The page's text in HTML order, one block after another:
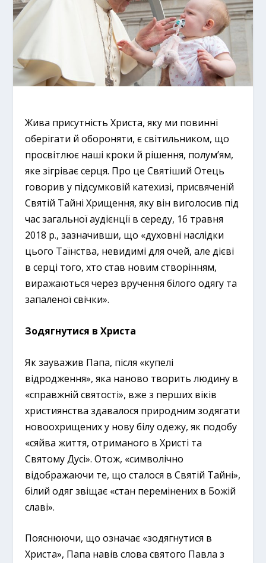
Жива присутність Христа, яку ми повинні
оберігати й обороняти, є світильником, що
просвітлює наші кроки й рішення, полум’ям,
яке зігріває серця. Про це Святіший Отець
говорив у підсумковій катехизі, присвяченій
Святій Тайні Хрищення, яку він виголосив під
час загальної аудієнції в середу, 16 травня
2018 р., зазначивши, що «духовні наслідки
цього Таїнства, невидимі для очей, але дієві
в серці того, хто став новим створінням,
виражаються через вручення білого одягу та
запаленої свічки».
Зодягнутися в Христа
Як зауважив Папа, після «купелі
відродження», яка наново творить людину в
«справжній святості», вже з перших віків
християнства здавалося природним зодягати
новоохрищених у нову білу одежу, як подобу
«сяйва життя, отриманого в Христі та
Святому Дусі». Отож, «символічно
відображаючи те, що сталося в Святій Тайні»,
білий одяг звіщає «стан перемінених в Божій
славі».
Пояснюючи, що означає «зодягнутися в
Христа», Папа навів слова святого Павла з